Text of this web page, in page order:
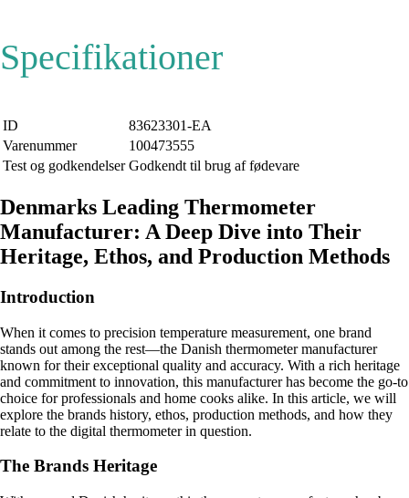
Specifikationer
ID
83623301-EA
Varenummer
100473555
Test og godkendelser Godkendt til brug af fødevare
Denmarks Leading Thermometer
Manufacturer: A Deep Dive into Their
Heritage, Ethos, and Production Methods
Introduction
When it comes to precision temperature measurement, one brand
stands out among the rest—the Danish thermometer manufacturer
known for their exceptional quality and accuracy. With a rich heritage
and commitment to innovation, this manufacturer has become the go-to
choice for professionals and home cooks alike. In this article, we will
explore the brands history, ethos, production methods, and how they
relate to the digital thermometer in question.
The Brands Heritage